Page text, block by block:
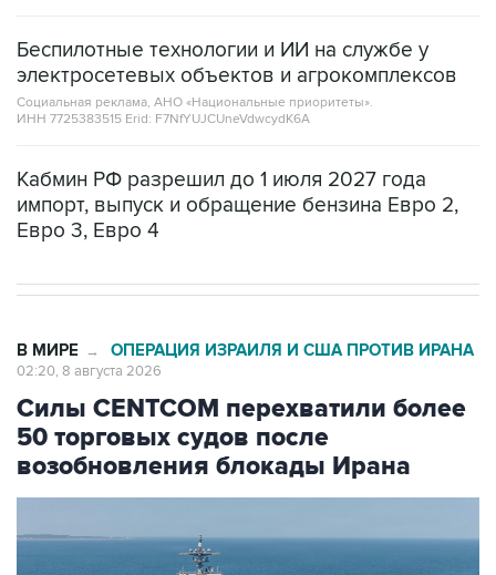
Социальная реклама, АНО «Национальные приоритеты».
ИНН 7725383515 Erid: F7NfYUJCUneVdwcydK6A
Кабмин РФ разрешил до 1 июля 2027 года
Евро 3, Евро 4
Силы CENTCOM перехватили более
50 торговых судов после
возобновления блокады Ирана